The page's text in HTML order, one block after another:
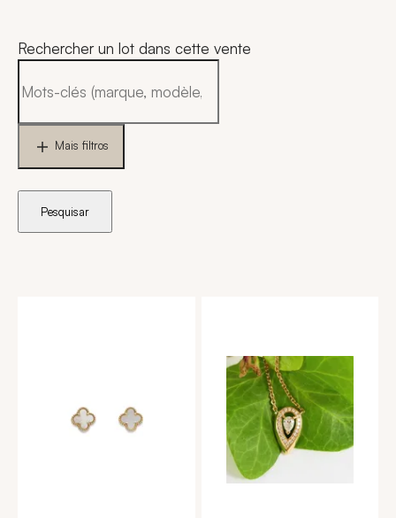
Rechercher un lot dans cette vente
Mais filtros
Pesquisar